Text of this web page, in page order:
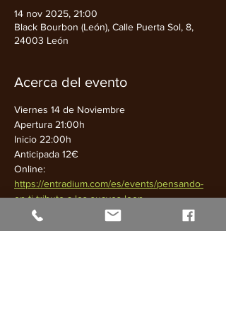
14 nov 2025, 21:00
Black Bourbon (León), Calle Puerta Sol, 8,
24003 León
Acerca del evento
Viernes 14 de Noviembre
Apertura 21:00h
Inicio 22:00h
Anticipada 12€
Online:
https://entradium.com/es/events/pensando-
en-ti-tributo-a-los-suaves-leon
Taquilla 15€